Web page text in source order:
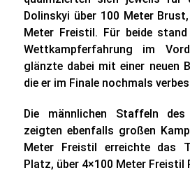
Dolinskyi über 100 Meter
Meter Freistil. Für beide
Wettkampferfahrung im
glänzte dabei mit einer neuen
die er im Finale nochmals
Die männlichen Staffeln
zeigten ebenfalls großen
Meter Freistil erreichte das
Platz, über 4×100 Meter Freistil